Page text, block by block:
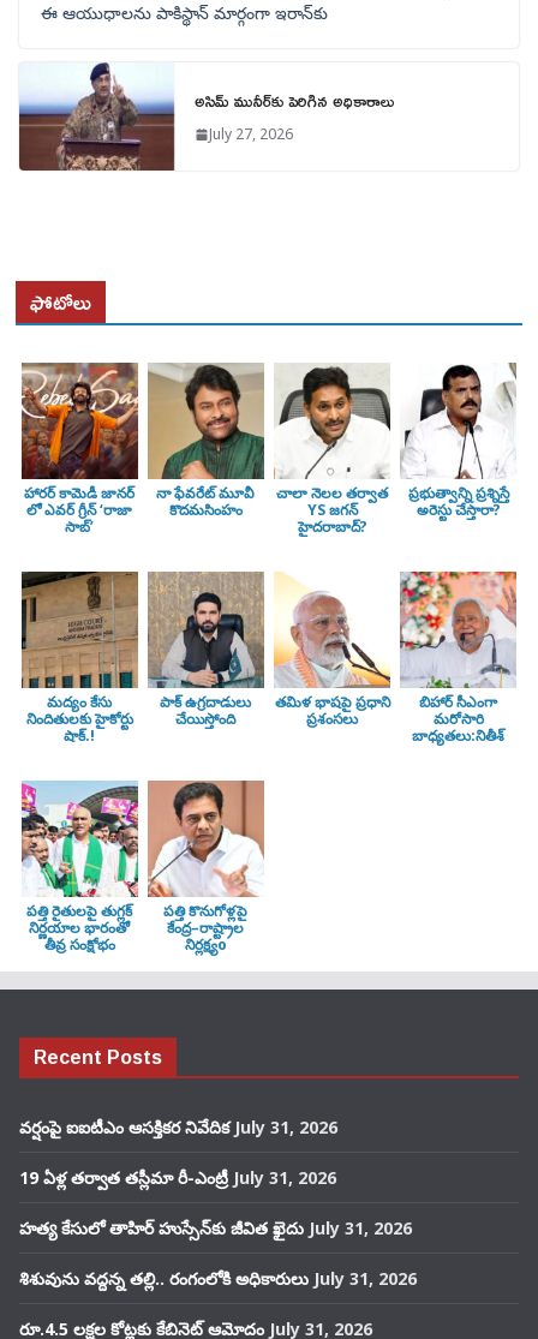
ఈ ఆయుధాలను పాకిస్థాన్‌ మార్గంగా ఇరాన్‌కు
అసిమ్ మునీర్‌కు పెరిగిన అధికారాలు
July 27, 2026
ఫోటోలు
హారర్ కామెడీ జానర్
లో ఎవర్ గ్రీన్ ‘రాజా
సాబ్’
నా ఫేవరేట్ మూవీ
కొదమసింహం
చాలా నెలల తర్వాత
YS జగన్
హైదరాబాద్?
ప్రభుత్వాన్ని ప్రశ్నిస్తే
అరెస్టు చేస్తారా?
మద్యం కేసు
నిందితులకు హైకోర్టు
షాక్.!
పాక్ ఉగ్రదాడులు
చేయిస్తోంది
తమిళ భాషపై ప్రధాని
ప్రశంసలు
బిహార్ సీఎంగా
మరోసారి
బాధ్యతలు:నితీశ్
పత్తి రైతులపై తుగ్లక్‌
నిర్ణయాల భారంతో
తీవ్ర సంక్షోభం
పత్తి కొనుగోళ్లపై
కేంద్ర–రాష్ట్రాల
నిర్లక్ష్యo
Recent Posts
వర్షంపై ఐఐటీఎం ఆసక్తికర నివేదిక July 31, 2026
19 ఏళ్ల తర్వాత తస్లీమా రీ-ఎంట్రీ July 31, 2026
హత్య కేసులో తాహిర్ హుస్సేన్‌కు జీవిత ఖైదు July 31, 2026
శిశువును వద్దన్న తల్లి.. రంగంలోకి అధికారులు July 31, 2026
రూ.4.5 లక్షల కోట్లకు కేబినెట్ ఆమోదం July 31, 2026